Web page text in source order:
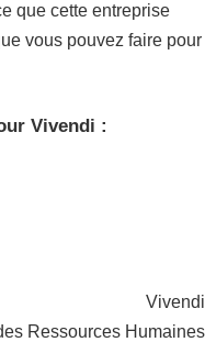
que cette entreprise
vous pouvez faire pour
Vivendi :
Vivendi
Ressources Humaines